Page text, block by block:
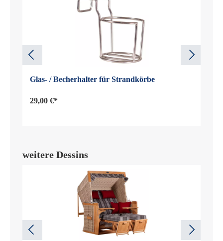
Glas- / Becherhalter für Strandkörbe
29,00 €*
weitere Dessins